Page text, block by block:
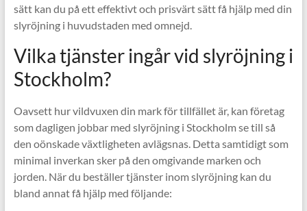
sätt kan du på ett effektivt och prisvärt sätt få hjälp med din
slyröjning i huvudstaden med omnejd.
Vilka tjänster ingår vid slyröjning i
Stockholm?
Oavsett hur vildvuxen din mark för tillfället är, kan företag
som dagligen jobbar med slyröjning i Stockholm se till så
den oönskade växtligheten avlägsnas. Detta samtidigt som
minimal inverkan sker på den omgivande marken och
jorden. När du beställer tjänster inom slyröjning kan du
bland annat få hjälp med följande: